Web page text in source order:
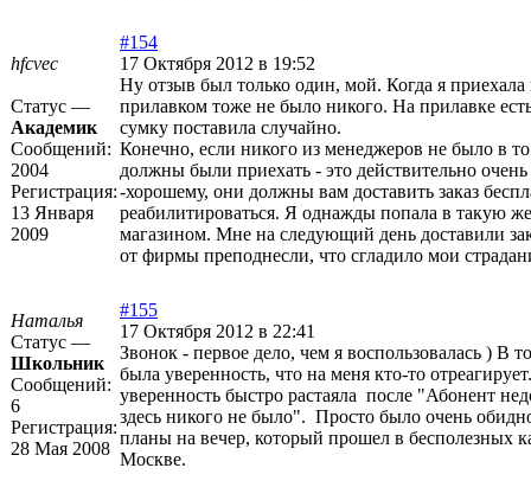
hfcvec
Статус —
Академик
Сообщений:
2004
Регистрация:
13 Января
2009
#154
17 Октября 2012 в 19:52
Ну отзыв был только один, мой. Когда я приехала
прилавком тоже не было никого. На прилавке
сумку поставила случайно.
Конечно, если никого из менеджеров не было в
должны были приехать - это действительно
-хорошему, они должны вам доставить заказ
реабилитироваться. Я однажды попала в такую
магазином. Мне на следующий день доставили
от фирмы преподнесли, что сгладило мои
Наталья
Статус —
Школьник
Сообщений:
6
Регистрация:
28 Мая 2008
#155
17 Октября 2012 в 22:41
Звонок - первое дело, чем я воспользовалась ) В
была уверенность, что на меня кто-то
уверенность быстро растаяла после "Абонент
здесь никого не было". Просто было очень
планы на вечер, который прошел в бесполезных
Москве.